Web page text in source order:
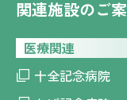
関連施設のご
医療関連
十全記念病院